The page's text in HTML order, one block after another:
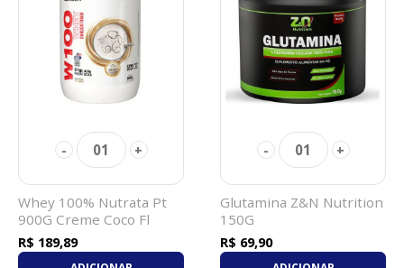
- 01 +
Whey 100% Nutrata Pt
900G Creme Coco Fl
R$ 189,89
- 01 +
Glutamina Z&N Nutrition
150G
R$ 69,90